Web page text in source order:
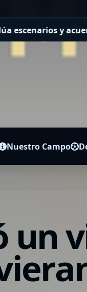
y acuerda
Nuestro Campo
un